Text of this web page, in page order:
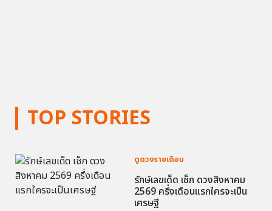
TOP STORIES
ดูดวงรายเดือน
รักษ์เลขเด็ด เช็ก ดวงสิงหาคม
2569 ครึ่งเดือนแรกใครจะเป็น
เศรษฐี